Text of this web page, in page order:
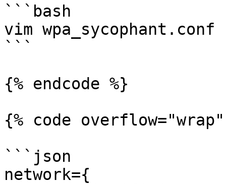
```bash
vim wpa_sycophant.conf
```
{% endcode %}
{% code
```json
network={